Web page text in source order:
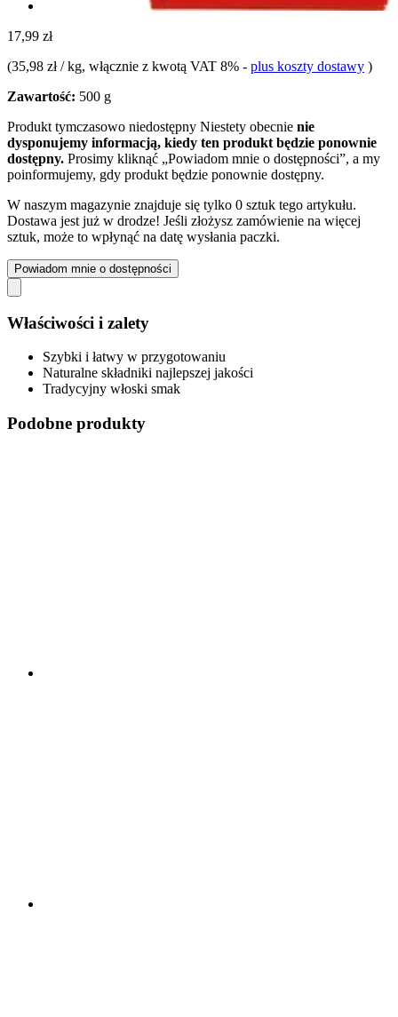
17,99 zł
(35,98 zł / kg, włącznie z kwotą VAT 8% - plus koszty dostawy )
Zawartość: 500 g
Produkt tymczasowo niedostępny Niestety obecnie nie
dysponujemy informacją, kiedy ten produkt będzie ponownie
dostępny. Prosimy kliknąć „Powiadom mnie o dostępności”, a my
poinformujemy, gdy produkt będzie ponownie dostępny.
W naszym magazynie znajduje się tylko 0 sztuk tego artykułu.
Dostawa jest już w drodze! Jeśli złożysz zamówienie na więcej
sztuk, może to wpłynąć na datę wysłania paczki.
Powiadom mnie o dostępności
Właściwości i zalety
Szybki i łatwy w przygotowaniu
Naturalne składniki najlepszej jakości
Tradycyjny włoski smak
Podobne produkty